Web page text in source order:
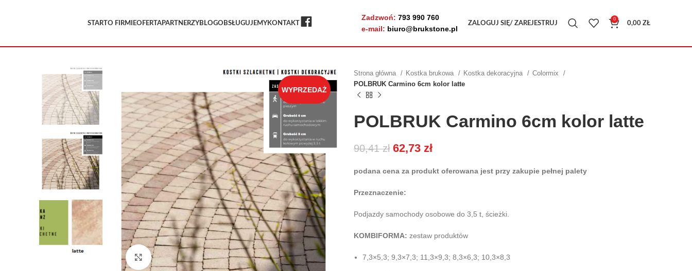
STARTO FIRMIEOFERTAPARTNERZYBLOGOBSŁUGUJEMYKONTAKT
Zadzwoń: 793 990 760
e-mail: biuro@brukstone.pl
ZALOGUJ SIĘ/ ZAREJESTRUJ
0
0,00 ZŁ
WYPRZEDAŻ
Kliknij, aby powiększyć
Strona główna Kostka brukowa Kostka dekoracyjna
Colormix
POLBRUK Carmino 6cm kolor latte
POLBRUK Carmino 6cm kolor latte
90,41zł 62,73 zł
podana cena za produkt oferowana jest przy zakupie pełnej palety
Przeznaczenie:
Podjazdy samochody osobowe do 3,5 t, ścieżki.
KOMBIFORMA: zestaw produktów
7,3×5,3; 9,3×7,3; 11,3×9,3; 8,3×6,3; 10,3×8,3